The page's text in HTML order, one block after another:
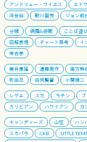
アンドリュー・ワイエス
エド
浮世絵
歌川国芳 ジョン前
分類 網羅&俯瞰 ことば遊
図解表現
チャート思考 イ
考古学
筒井康隆 遠藤周作 南方熊
町田忍
田尻賢誉 小関順二
レゲエ スカ ラテン
カリビアン
ハワイアン カ
キャンディーズ 山弦 ハン
スカパラ
CKB LITTLE